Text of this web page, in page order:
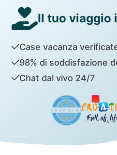
Il tuo viaggio
Case vacanza
98% di soddisfazione
Chat dal vivo 24/7